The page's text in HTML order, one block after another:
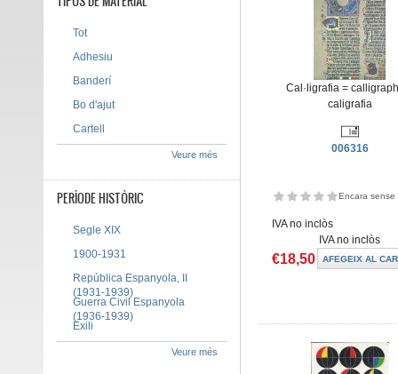
Cal·ligrafia =
caligrafia
006316
Encara sense
IVA no inclòs
IVA no inclòs
€18,50
Tot
Adhesiu
Banderí
Bo d'ajut
Cartell
Veure més
PERÍODE HISTÒRIC
Segle XIX
1900-1931
República Espanyola, II
(1931-1939)
Guerra Civil Espanyola
(1936-1939)
Exili
Veure més